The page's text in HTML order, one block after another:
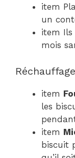
item
un
item Ils
mois
item
les
item
biscuit